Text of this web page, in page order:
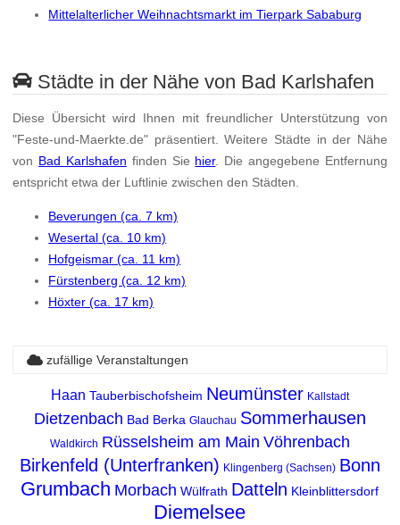
Mittelalterlicher Weihnachtsmarkt im Tierpark Sababurg
Städte in der Nähe von Bad Karlshafen
Diese Übersicht wird Ihnen mit freundlicher Unterstützung von
"Feste-und-Maerkte.de" präsentiert. Weitere Städte in der Nähe
von Bad Karlshafen finden Sie hier. Die angegebene Entfernung
entspricht etwa der Luftlinie zwischen den Städten.
Beverungen (ca. 7 km)
Wesertal (ca. 10 km)
Hofgeismar (ca. 11 km)
Fürstenberg (ca. 12 km)
Höxter (ca. 17 km)
zufällige Veranstaltungen
Haan Tauberbischofsheim Neumünster Kallstadt
Dietzenbach Bad Berka Glauchau Sommerhausen
Waldkirch Rüsselsheim am Main Vöhrenbach
Birkenfeld (Unterfranken) Klingenberg (Sachsen) Bonn
Grumbach Morbach Wülfrath Datteln Kleinblittersdorf
Diemelsee